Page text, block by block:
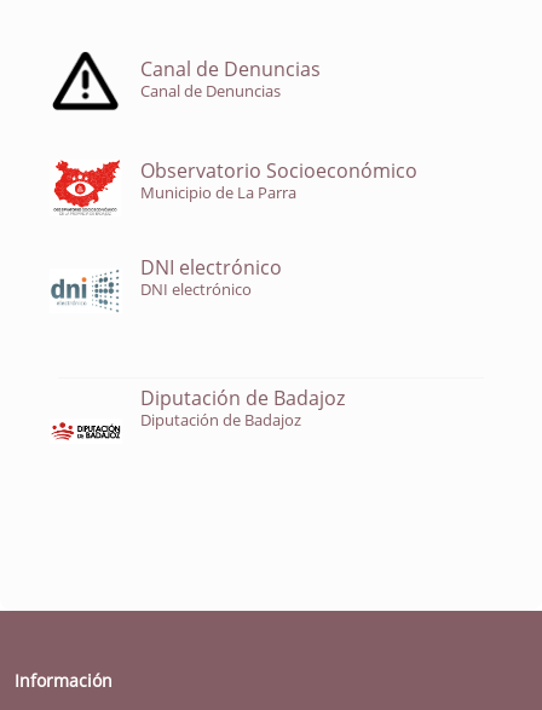
Canal de Denuncias
Canal de Denuncias
Observatorio Socioeconómico
Municipio de La Parra
DNI electrónico
DNI electrónico
Diputación de Badajoz
Diputación de Badajoz
Información